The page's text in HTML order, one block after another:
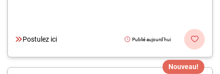
Postulez ici Publié aujourd'hui
Nouveau!